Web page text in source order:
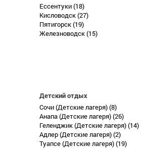
Ессентуки(18)
Кисловодск(27)
Пятигорск(19)
Железноводск(15)
Детский отдых
Сочи (Детские лагеря)(8)
Анапа (Детские лагеря)(26)
Геленджик (Детские лагеря)(14)
Адлер (Детские лагеря)(2)
Туапсе (Детские лагеря)(19)